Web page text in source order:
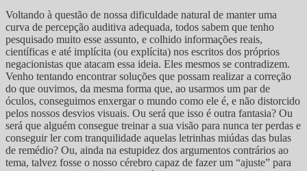
Voltando à questão de nossa dificuldade natural de manter uma
curva de percepção auditiva adequada, todos sabem que tenho
pesquisado muito esse assunto, e colhido informações reais,
científicas e até implícita (ou explícita) nos escritos dos próprios
negacionistas que atacam essa ideia. Eles mesmos se contradizem.
Venho tentando encontrar soluções que possam realizar a correção
do que ouvimos, da mesma forma que, ao usarmos um par de
óculos, conseguimos enxergar o mundo como ele é, e não distorcido
pelos nossos desvios visuais. Ou será que isso é outra fantasia? Ou
será que alguém consegue treinar a sua visão para nunca ter perdas e
conseguir ler com tranquilidade aquelas letrinhas miúdas das bulas
de remédio? Ou, ainda na estupidez dos argumentos contrários ao
tema, talvez fosse o nosso cérebro capaz de fazer um “ajuste” para